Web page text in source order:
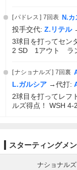
パドレス 7回表 N.カ
投手交代: Z.リテル
3球目を打ってセン
2 SD 1アウト ラ
ナショナルズ 7回裏
L.ガルシア →代打:
2球目を打ってレフ
ルズ得点！ WSH
スターティングメ
ナショナルズ